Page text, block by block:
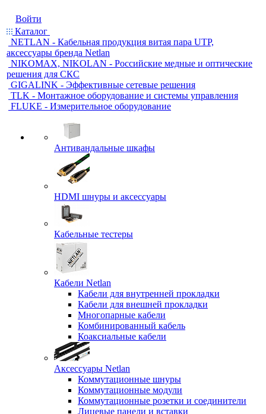
Войти
Каталог
NETLAN - Кабельная продукция витая пара UTP,
аксессуары бренда Netlan
NIKOMAX, NIKOLAN - Российские медные и оптические
решения для СКС
GIGALINK - Эффективные сетевые решения
TLK - Монтажное оборудование и системы управления
FLUKE - Измерительное оборудование
Антивандальные шкафы
HDMI шнуры и аксессуары
Кабельные тестеры
Кабели Netlan
Кабели для внутренней прокладки
Кабели для внешней прокладки
Многопарные кабели
Комбинированный кабель
Коаксиальные кабели
Аксессуары Netlan
Коммутационные шнуры
Коммутационные модули
Коммутационные розетки и соединители
Лицевые панели и вставки